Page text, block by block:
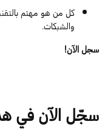
كل من هو مهتم
والشبكات.
سجلالآن!
سجّل الآن في